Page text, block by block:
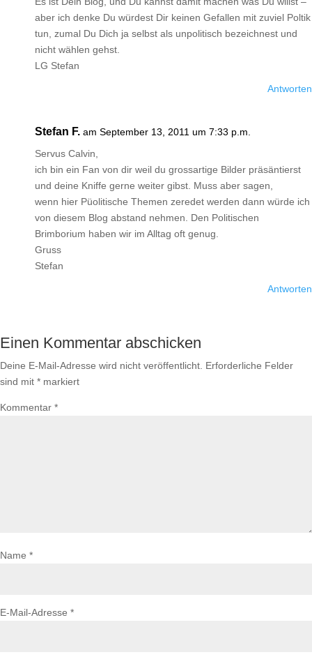
aber ich denke Du würdest Dir keinen Gefallen mit zuviel Poltik
tun, zumal Du Dich ja selbst als unpolitisch bezeichnest und
nicht wählen gehst.
LG Stefan
Antworten
Stefan F. am September 13, 2011 um 7:33 p.m.
Servus Calvin,
ich bin ein Fan von dir weil du grossartige Bilder präsäntierst
und deine Kniffe gerne weiter gibst. Muss aber sagen,
wenn hier Püolitische Themen zeredet werden dann würde ich
von diesem Blog abstand nehmen. Den Politischen
Brimborium haben wir im Alltag oft genug.
Gruss
Stefan
Antworten
Einen Kommentar abschicken
Deine E-Mail-Adresse wird nicht veröffentlicht. Erforderliche Felder
sind mit * markiert
Kommentar *
Name *
E-Mail-Adresse *